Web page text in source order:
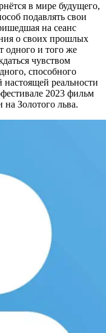
в мире будущего,
подавлять свои
на сеанс
о своих прошлых
одного и того же
чувством
способного
реальности
2023 фильм
Золотого льва.